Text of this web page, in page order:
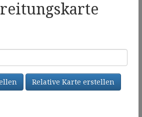
Relative Karte erstellen